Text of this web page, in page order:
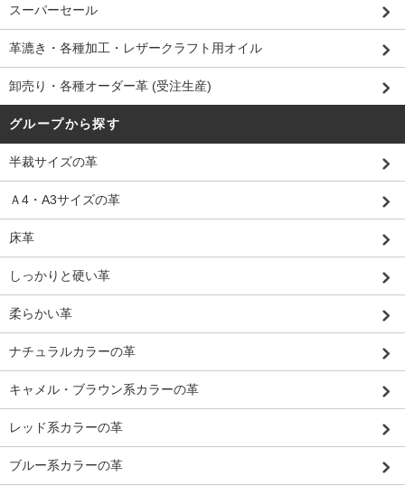
スーパーセール
革漉き・各種加工・レザークラフト用オイル
卸売り・各種オーダー革 (受注生産)
グループから探す
半裁サイズの革
Ａ4・A3サイズの革
床革
しっかりと硬い革
柔らかい革
ナチュラルカラーの革
キャメル・ブラウン系カラーの革
レッド系カラーの革
ブルー系カラーの革